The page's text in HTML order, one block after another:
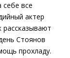
все
актер
рассказывают
Стоянов
прохладу.